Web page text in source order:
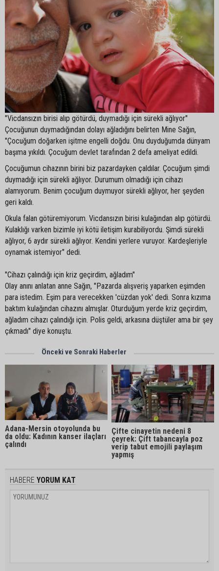
"Vicdansızın birisi alıp götürdü, duymadığı için sürekli ağlıyor"
Çocuğunun duymadığından dolayı ağladığını belirten Mine Sağın,
"Çocuğum doğarken işitme engelli doğdu. Onu duyduğumda dünyam
başıma yıkıldı. Çocuğum devlet tarafından 2 defa ameliyat edildi.
Çocuğumun cihazının birini biz pazardayken çaldılar. Çocuğum şimdi
duymadığı için sürekli ağlıyor. Durumum olmadığı için cihazı
alamıyorum. Benim çocuğum duymuyor sürekli ağlıyor, her şeyden
geri kaldı.
Okula falan götüremiyorum. Vicdansızın birisi kulağından alıp götürdü.
Kulaklığı varken bizimle iyi kötü iletişim kurabiliyordu. Şimdi sürekli
ağlıyor, 6 aydır sürekli ağlıyor. Kendini yerlere vuruyor. Kardeşleriyle
oynamak istemiyor" dedi.
"Cihazı çalındığı için kriz geçirdim, ağladım"
Olay anını anlatan anne Sağın, "Pazarda alışveriş yaparken eşimden
para istedim. Eşim para verecekken 'cüzdan yok' dedi. Sonra kızıma
baktım kulağından cihazını almışlar. Oturduğum yerde kriz geçirdim,
ağladım cihazı çalındığı için. Polis geldi, arkasına düştüler ama bir şey
çıkmadı" diye konuştu.
Önceki ve Sonraki Haberler
Adana-Mersin otoyolunda bu
da oldu: Kadının kanser ilaçları
çalındı
Çifte cinayetin nedeni 8
çeyrek: Çift tabancayla poz
verip tabut emojili paylaşım
yapmış
HABERE YORUM KAT